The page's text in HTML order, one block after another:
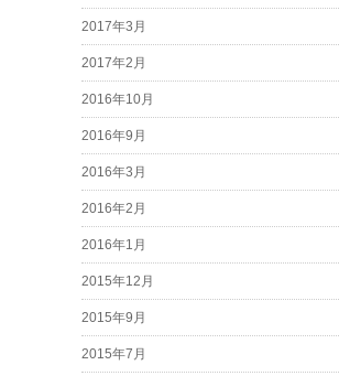
2017年3月
2017年2月
2016年10月
2016年9月
2016年3月
2016年2月
2016年1月
2015年12月
2015年9月
2015年7月